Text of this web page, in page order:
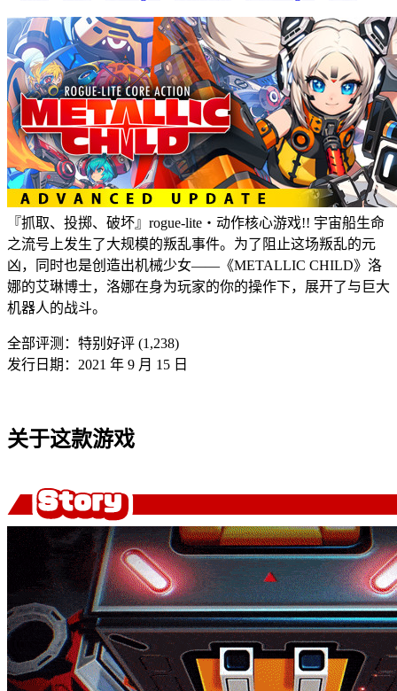
『抓取、投掷、破坏』rogue-lite・动作核心游戏!! 宇宙船生命
之流号上发生了大规模的叛乱事件。为了阻止这场叛乱的元
凶，同时也是创造出机械少女――《METALLIC CHILD》洛
娜的艾琳博士，洛娜在身为玩家的你的操作下，展开了与巨大
机器人的战斗。
全部评测： 特别好评 (1,238)
发行日期：2021 年 9 月 15 日
关于这款游戏